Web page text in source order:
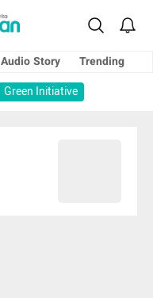
Audio Story
Trending
Green Initiative